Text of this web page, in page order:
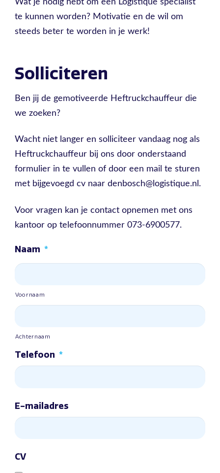
te kunnen worden? Motivatie en de wil om
steeds beter te worden in je werk!
Solliciteren
Ben jij de gemotiveerde Heftruckchauffeur die
we zoeken?
Wacht niet langer en solliciteer vandaag nog als
Heftruckchauffeur bij ons door onderstaand
formulier in te vullen of door een mail te sturen
met bijgevoegd cv naar denbosch@logistique.nl.
Voor vragen kan je contact opnemen met ons
kantoor op telefoonnummer 073-6900577.
Naam *
Voornaam
Achternaam
Telefoon *
E-mailadres
CV